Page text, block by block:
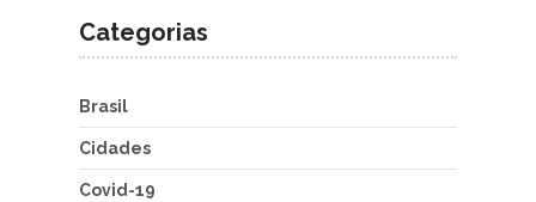
Categorias
Brasil
Cidades
Covid-19